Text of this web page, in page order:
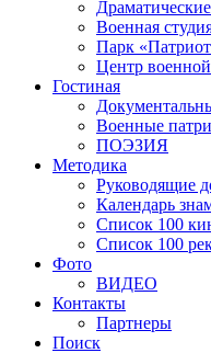
Военная
Парк
Центр
Гостиная
Военные
ПОЭЗИЯ
Методика
Руководящие
Календарь
Список 100
Список 100
Фото
ВИДЕО
Контакты
Партнеры
Поиск